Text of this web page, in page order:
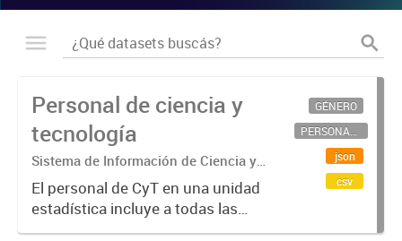
Personal de ciencia y
tecnología
Sistema de Información de Ciencia y
Tecnología Argentino (SICYTAR)
El personal de CyT en una unidad
estadística incluye a todas las
personas involucradas
GÉNERO
PERSONAL CIENTÍFICO-TECNOLÓGICO
json
csv